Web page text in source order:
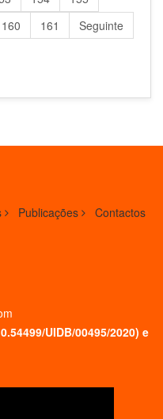
160 161
Seguinte
Publicações Contactos
UIDB/00495/2020) e